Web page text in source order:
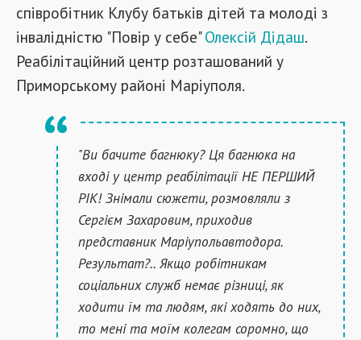
співробітник Клубу батьків дітей та молоді з
інвалідністю "Повір у себе"Олексій Дідаш.
Реабілітаційний центр розташований у
Приморському районі Маріуполя.
"Ви бачите багнюку? Ця багнюка на
вході у центр реабілітації НЕ ПЕРШИЙ
РІК! Знімали сюжети, розмовляли з
Сергієм Захаровим, приходив
представник Маріупольавтодора.
Результат?.. Якщо робітникам
соціальних служб немає різниці, як
ходити їм та людям, які ходять до них,
то мені та моїм колегам соромно, що